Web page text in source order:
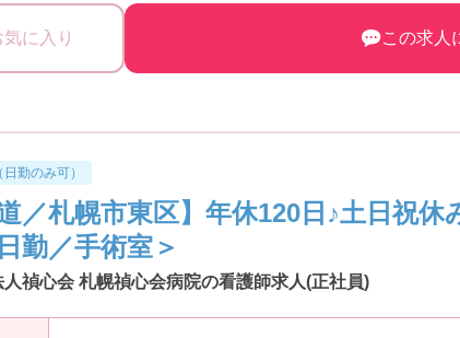
気に入り この求人
勤のみ可）
道／札幌市東区】年休120日♪土日祝
勤／手術室＞
禎心会 札幌禎心会病院の看護師求人(正社員)